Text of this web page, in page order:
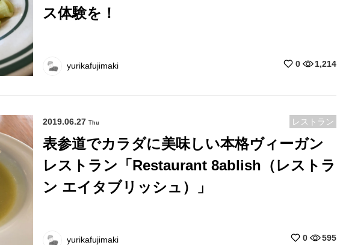
ス体験を！
yurikafujimaki 0 1,214
2019.06.27 Thu レストラン
表参道でカラダに美味しい本格ヴィーガン
レストラン「Restaurant 8ablish（レストラ
ン エイタブリッシュ）」
yurikafujimaki 0 595